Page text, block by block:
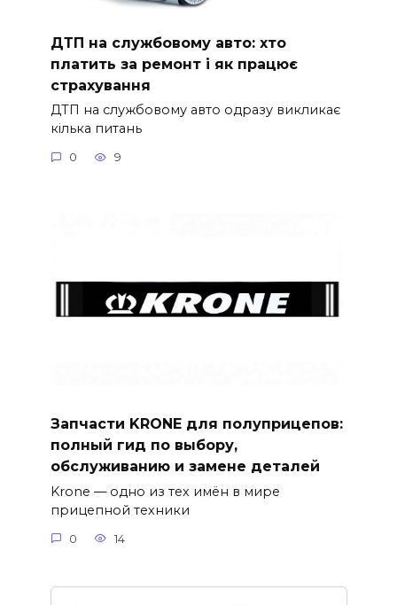
ДТП на службовому авто: хто
платить за ремонт і як працює
страхування
ДТП на службовому авто одразу викликає
кілька питань
0 9
Запчасти KRONE для полуприцепов:
полный гид по выбору,
обслуживанию и замене деталей
Krone — одно из тех имён в мире
прицепной техники
0 14